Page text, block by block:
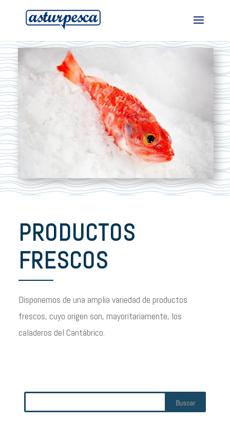
PRODUCTOS
FRESCOS
Disponemos de una amplia variedad de productos
frescos, cuyo origen son, mayoritariamente, los
caladeros del Cantábrico.